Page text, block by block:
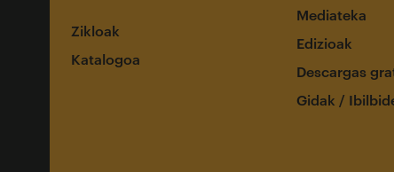
Zikloak
Katalogoa
Mediateka
Edizioak
Descargas
Gidak /